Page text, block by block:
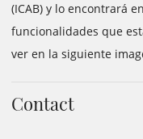
(ICAB) y lo encontrará
funcionalidades que
ver en la siguiente
Contact